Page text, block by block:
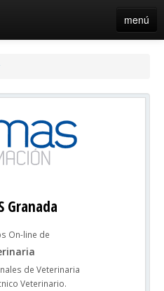
menú
Granada
On-line de
de Veterinaria
Veterinario.